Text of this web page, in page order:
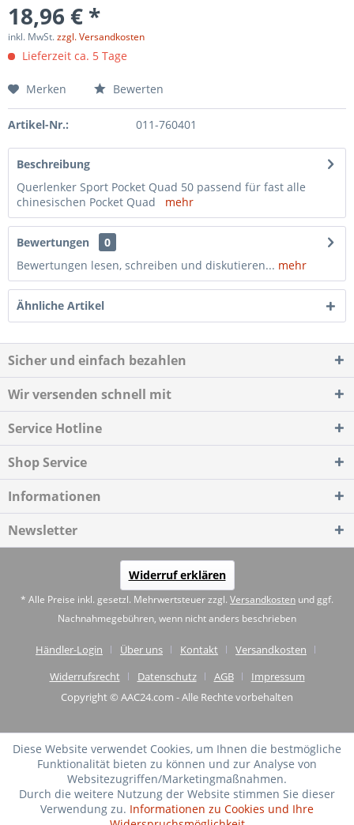
18,96 € *
inkl. MwSt.zzgl. Versandkosten
Lieferzeit ca. 5 Tage
Merken Bewerten
Artikel-Nr.: 011-760401
Beschreibung
Querlenker Sport Pocket Quad 50 passend für fast alle
chinesischen Pocket Quad mehr
Bewertungen
0
Bewertungen lesen, schreiben und diskutieren... mehr
Ähnliche Artikel
Sicher und einfach bezahlen
Wir versenden schnell mit
Service Hotline
Shop Service
Informationen
Newsletter
Widerruf erklären
* Alle Preise inkl. gesetzl. Mehrwertsteuer zzgl. Versandkosten und ggf.
Nachnahmegebühren, wenn nicht anders beschrieben
Händler-Login Über uns Kontakt
Versandkosten
Widerrufsrecht
Datenschutz AGB
Impressum
Copyright © AAC24.com - Alle Rechte vorbehalten
Diese Website verwendet Cookies, um Ihnen die bestmögliche
Funktionalität bieten zu können und zur Analyse von
Websitezugriffen/Marketingmaßnahmen.
Durch die weitere Nutzung der Website stimmen Sie dieser
Verwendung zu. Informationen zu Cookies und Ihre